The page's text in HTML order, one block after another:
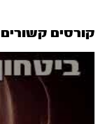
קורסים קשורים